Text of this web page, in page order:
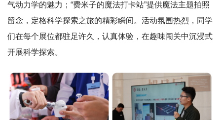
气动力学的魅力；“费米子的魔法打卡站”提供魔法主题拍照
留念，定格科学探索之旅的精彩瞬间。活动氛围热烈，同学
们在每个展位都驻足许久，认真体验，在趣味闯关中沉浸式
开展科学探索。